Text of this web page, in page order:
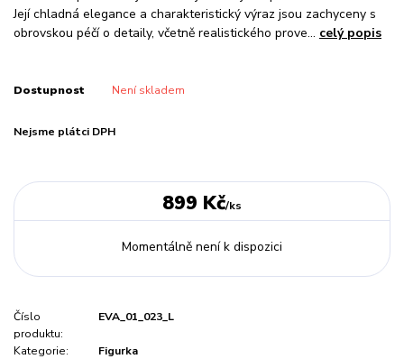
Její chladná elegance a charakteristický výraz jsou zachyceny s
obrovskou péčí o detaily, včetně realistického prove... celý popis
Dostupnost Není skladem
Nejsme plátci DPH
899 Kč/ks
Momentálně není k dispozici
Číslo
produktu:
EVA_01_023_L
Kategorie:
Figurka